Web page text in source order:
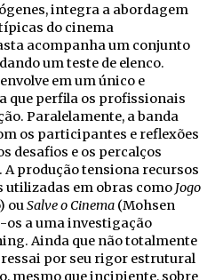
integra a abordagem
do cinema
acompanha um conjunto
um teste de elenco.
em um único e
que perfila os profissionais
Paralelamente, a banda
os participantes e reflexões
desafios e os percalços
produção tensiona recursos
utilizadas em obras como Jogo
ou Salve o Cinema (Mohsen
a uma investigação
Ainda que não totalmente
por seu rigor estrutural
mesmo que incipiente, sobre